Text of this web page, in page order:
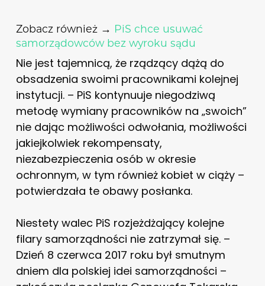
Zobacz również → PiS chce usuwać
samorządowców bez wyroku sądu
Nie jest tajemnicą, że rządzący dążą do
obsadzenia swoimi pracownikami kolejnej
instytucji. – PiS kontynuuje niegodziwą
metodę wymiany pracowników na „swoich”
nie dając możliwości odwołania, możliwości
jakiejkolwiek rekompensaty,
niezabezpieczenia osób w okresie
ochronnym, w tym również kobiet w ciąży –
potwierdzała te obawy posłanka.
Niestety walec PiS rozjeżdżający kolejne
filary samorządności nie zatrzymał się. –
Dzień 8 czerwca 2017 roku był smutnym
dniem dla polskiej idei samorządności –